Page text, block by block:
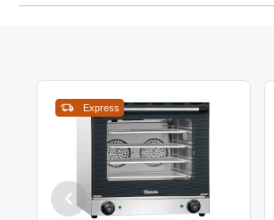
Express